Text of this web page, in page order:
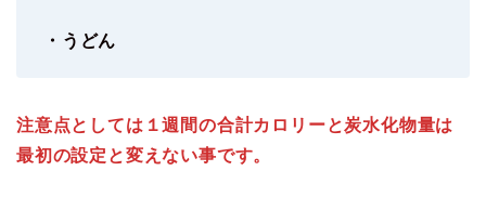
・うどん
注意点としては１週間の合計カロリーと炭水化物量は
最初の設定と変えない事です。